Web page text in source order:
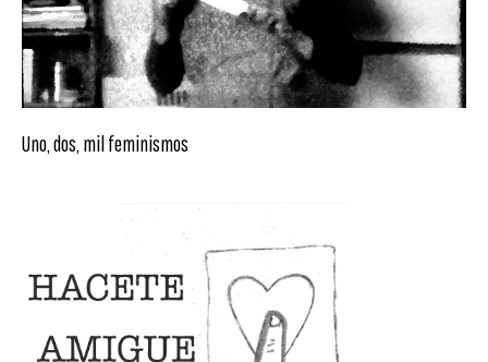
Uno, dos, mil feminismos